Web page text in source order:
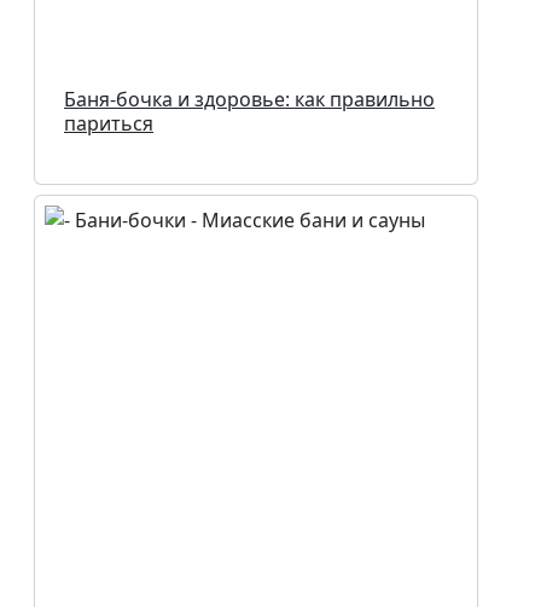
Баня-бочка и здоровье: как правильно
париться